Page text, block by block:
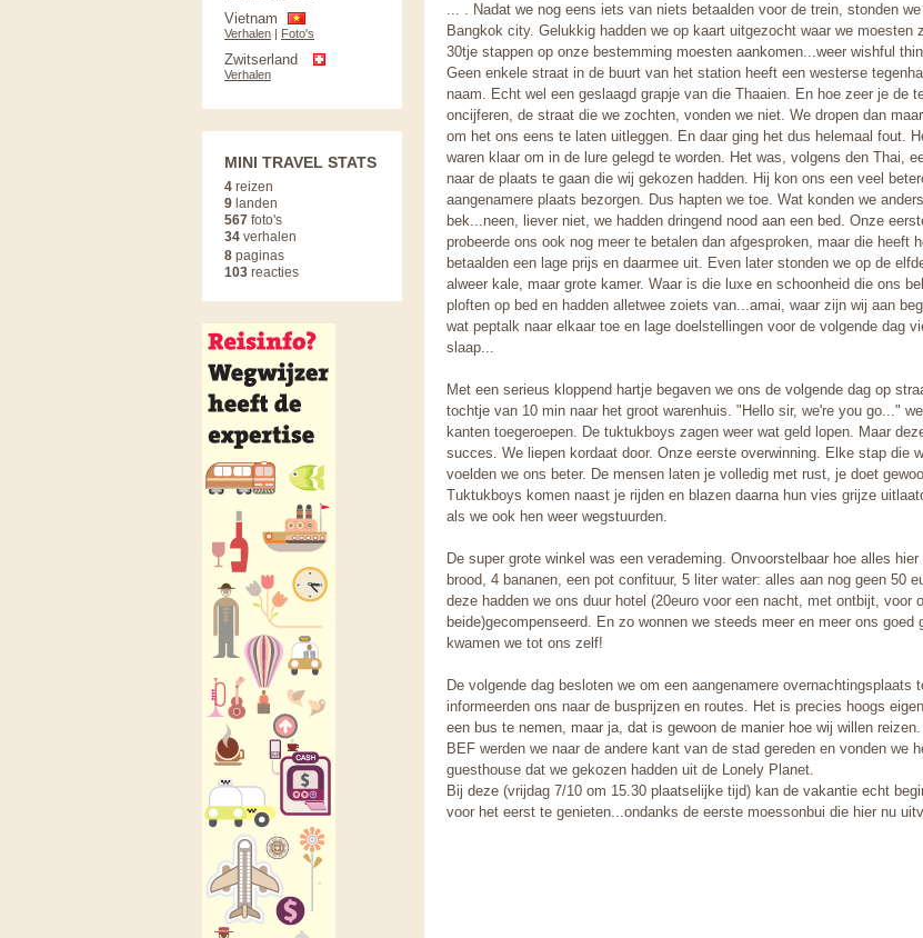
... . Nadat we nog eens iets van niets betaalden voor de trein, stonden
Bangkok city. Gelukkig hadden we op kaart uitgezocht waar we moesten
30tje stappen op onze bestemming moesten aankomen...weer wishful
Geen enkele straat in de buurt van het station heeft een westerse
naam. Echt wel een geslaagd grapje van die Thaaien. En hoe zeer je de
oncijferen, de straat die we zochten, vonden we niet. We dropen dan
om het ons eens te laten uitleggen. En daar ging het dus helemaal fout.
waren klaar om in de lure gelegd te worden. Het was, volgens den Thai,
naar de plaats te gaan die wij gekozen hadden. Hij kon ons een veel
aangenamere plaats bezorgen. Dus hapten we toe. Wat konden we
bek...neen, liever niet, we hadden dringend nood aan een bed. Onze
probeerde ons ook nog meer te betalen dan afgesproken, maar die heeft
betaalden een lage prijs en daarmee uit. Even later stonden we op de
alweer kale, maar grote kamer. Waar is die luxe en schoonheid die ons
ploften op bed en hadden alletwee zoiets van...amai, waar zijn wij aan
wat peptalk naar elkaar toe en lage doelstellingen voor de volgende dag
slaap...
Met een serieus kloppend hartje begaven we ons de volgende dag op
tochtje van 10 min naar het groot warenhuis. "Hello sir, we're you go..."
kanten toegeroepen. De tuktukboys zagen weer wat geld lopen. Maar
succes. We liepen kordaat door. Onze eerste overwinning. Elke stap die
voelden we ons beter. De mensen laten je volledig met rust, je doet
Tuktukboys komen naast je rijden en blazen daarna hun vies grijze
als we ook hen weer wegstuurden.
De super grote winkel was een verademing. Onvoorstelbaar hoe alles
brood, 4 bananen, een pot confituur, 5 liter water: alles aan nog geen 50
deze hadden we ons duur hotel (20euro voor een nacht, met ontbijt, voor
beide)gecompenseerd. En zo wonnen we steeds meer en meer ons
kwamen we tot ons zelf!
De volgende dag besloten we om een aangenamere overnachtingsplaats
informeerden ons naar de busprijzen en routes. Het is precies hoogs
een bus te nemen, maar ja, dat is gewoon de manier hoe wij willen
BEF werden we naar de andere kant van de stad gereden en vonden we
guesthouse dat we gekozen hadden uit de Lonely Planet.
Bij deze (vrijdag 7/10 om 15.30 plaatselijke tijd) kan de vakantie echt
voor het eerst te genieten...ondanks de eerste moessonbui die hier nu
Vietnam
Verhalen | Foto's
Zwitserland
Verhalen
MINI TRAVEL STATS
4 reizen
9 landen
567 foto's
34 verhalen
8 paginas
103 reacties